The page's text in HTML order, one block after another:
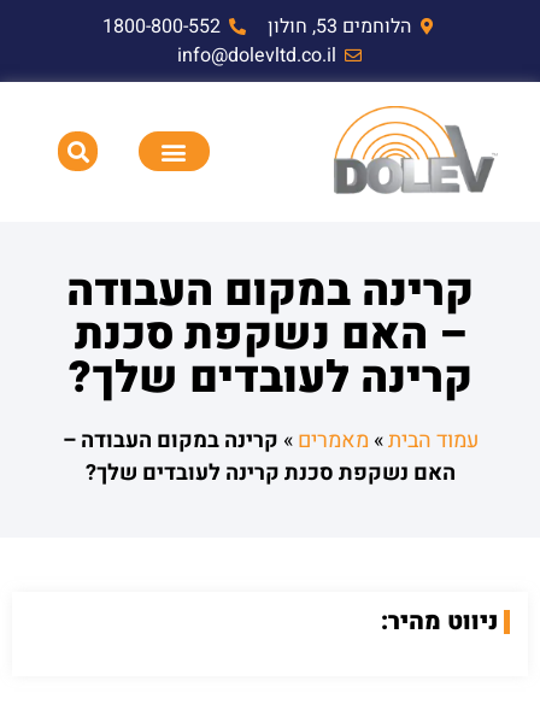
הלוחמים 53, חולון
1800-800-552
info@dolevltd.co.il
קרינה במקום העבודה
– האם נשקפת סכנת
קרינה לעובדים שלך?
עמוד הבית» מאמרים» קרינה במקום העבודה –
האם נשקפת סכנת קרינה לעובדים שלך?
ניווט מהיר: